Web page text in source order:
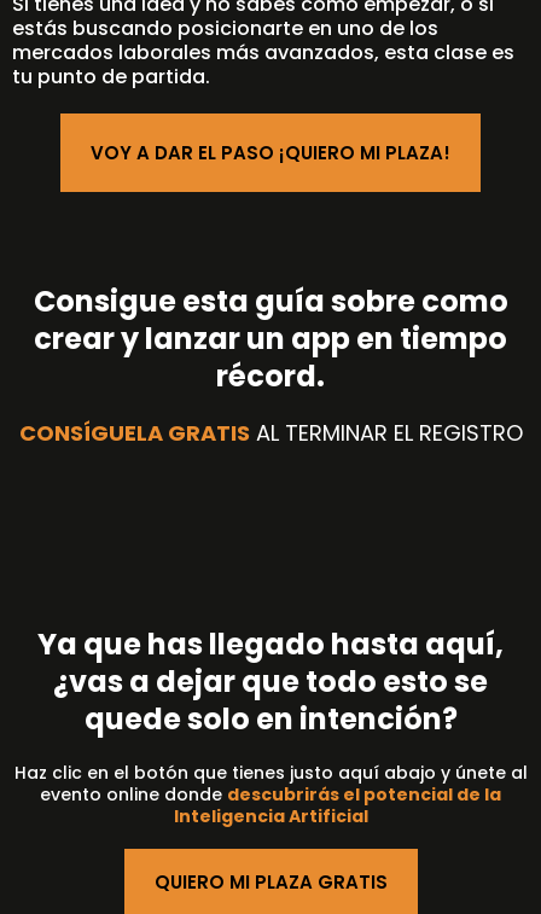
estás buscando posicionarte en uno de los
mercados laborales más avanzados, esta clase es
tu punto de partida.
VOY A DAR EL PASO ¡QUIERO MI PLAZA!
Consigue esta guía sobre como
crear y lanzar un app en tiempo
récord.
CONSÍGUELA GRATIS AL TERMINAR EL REGISTRO
Ya que has llegado hasta aquí,
¿vas a dejar que todo esto se
quede solo en intención?
Haz clic en el botón que tienes justo aquí abajo y únete al
evento online donde descubrirás el potencial de la
Inteligencia Artificial
QUIERO MI PLAZA GRATIS